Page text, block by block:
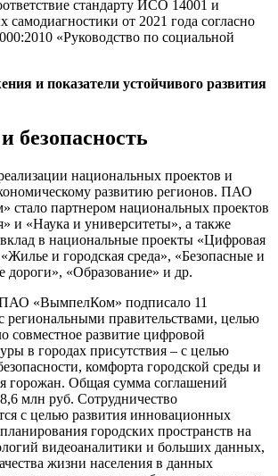
стандарту ИСО 14001 и
самодиагностики от 2021 года согласно
«Руководство по социальной
и показатели устойчивого развития
безопасность
национальных проектов и
развитию регионов. ПАО
стало партнером национальных проектов
и «Наука и университеты», а также
в национальные проекты «Цифровая
и городская среда», «Безопасные и
дороги», «Образование» и др.
«ВымпелКом» подписало 11
региональными правительствами, целью
совместное развитие цифровой
в городах присутствия – с целью
комфорта городской среды и
горожан. Общая сумма соглашений
млн руб. Сотрудничество
с целью развития инновационных
городских пространств на
видеоаналитики и больших данных,
жизни населения в данных